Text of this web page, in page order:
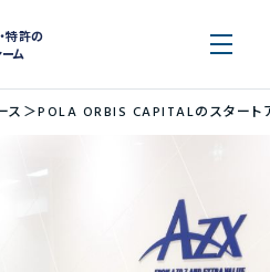
特許の
ム
ス＞POLA ORBIS CAPITALのスタ